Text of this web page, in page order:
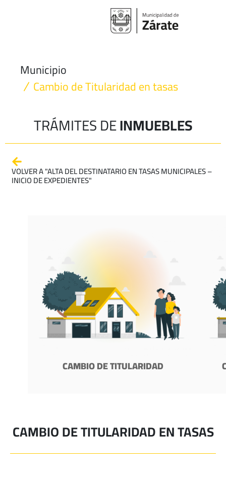
Municipio
Cambio de Titularidad en tasas
TRÁMITES DEINMUEBLES
VOLVER A "ALTA DEL DESTINATARIO EN TASAS MUNICIPALES –
INICIO DE EXPEDIENTES"
CAMBIO DE TITULARIDAD
CAMBIO DE TITULARIDAD EN TASAS